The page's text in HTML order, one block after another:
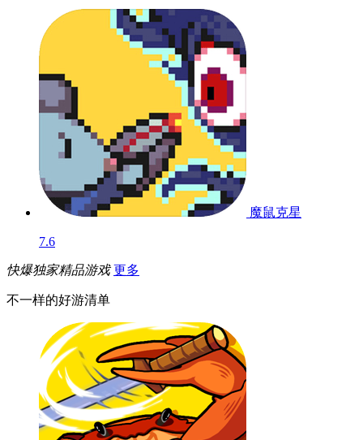
魔鼠克星
7.6
快爆独家精品游戏 更多
不一样的好游清单